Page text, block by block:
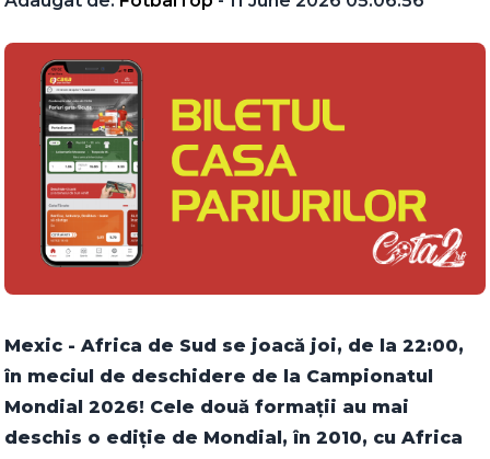
Mexic - Africa de Sud se joacă joi, de la 22:00,
în meciul de deschidere de la Campionatul
Mondial 2026! Cele două formații au mai
deschis o ediție de Mondial, în 2010, cu Africa